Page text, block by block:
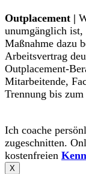
Outplacement |
unumgänglich ist,
Maßnahme dazu
Arbeitsvertrag
Outplacement-
Mitarbeitende,
Trennung bis
Ich coache
zugeschnitten.
kostenfreien
X